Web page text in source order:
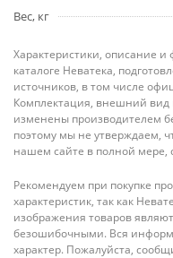
Вес, кг
Характеристики, описание
каталоге Неватека,
источников, в том числе
Комплектация, внешний вид
изменены производителем
поэтому мы не утверждаем,
нашем сайте в полной мере,
Рекомендуем при покупке
характеристик, так как
изображения товаров
безошибочными. Вся
характер. Пожалуйста,